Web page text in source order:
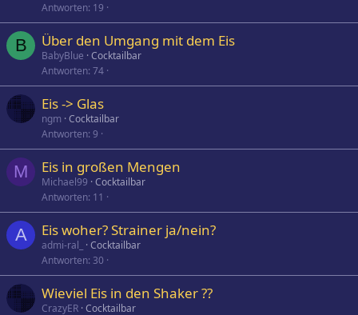
Antworten 19
B Über den Umgang mit dem Eis
BabyBlue Cocktailbar
Antworten 74
Eis -> Glas
ngm Cocktailbar
Antworten 9
M Eis in großen Mengen
Michael99 Cocktailbar
Antworten 11
A Eis woher? Strainer ja/nein?
admi-ral_
Cocktailbar
Antworten 30
Wieviel Eis in den Shaker ??
CrazyER Cocktailbar